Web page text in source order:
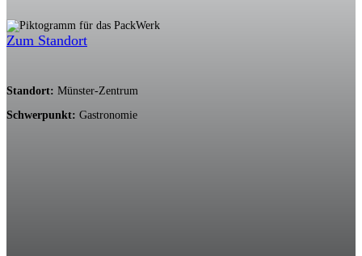
Zum Standort
Standort: Münster-Zentrum
Schwerpunkt: Gastronomie